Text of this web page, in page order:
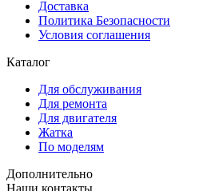
Доставка
Политика Безопасности
Условия соглашения
Каталог
Для обслуживания
Для ремонта
Для двигателя
Жатка
По моделям
Дополнительно
Наши контакты